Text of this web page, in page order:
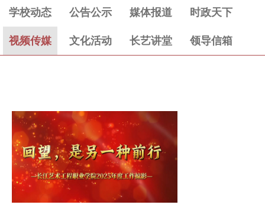
学校动态 公告公示 媒体报道 时政天下
视频传媒 文化活动 长艺讲堂 领导信箱